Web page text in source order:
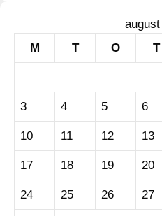
M
T O T
3 4 5 6
10 11 12 13
17 18 19 20
24 25 26 27